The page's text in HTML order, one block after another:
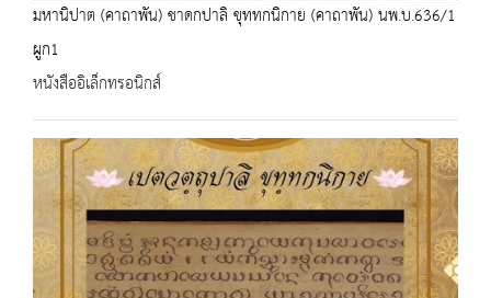
มหานิปาต (คาถาพัน) ชาดกปาลิ ขุททกนิกาย (คาถาพัน) นพ.บ.636/1
ผูก1
หนังสืออิเล็กทรอนิกส์